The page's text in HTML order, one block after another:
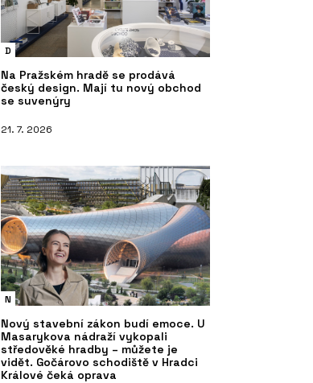
D
Na Pražském hradě se prodává
český design. Mají tu nový obchod
se suvenýry
21. 7. 2026
N
Nový stavební zákon budí emoce. U
Masarykova nádraží vykopali
středověké hradby – můžete je
vidět. Gočárovo schodiště v Hradci
Králové čeká oprava